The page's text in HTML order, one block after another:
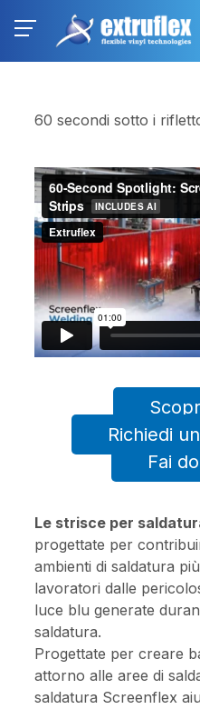
60 secondi sotto i
Richiedi
Fai
Le strisce per
progettate per
ambienti di saldatura
lavoratori dalle
luce blu generate
saldatura.
Progettate per creare
attorno alle aree di
saldatura Screenflex